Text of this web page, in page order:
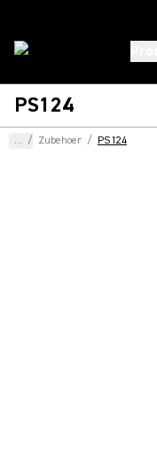
PS124
... / Zubehoer / PS124